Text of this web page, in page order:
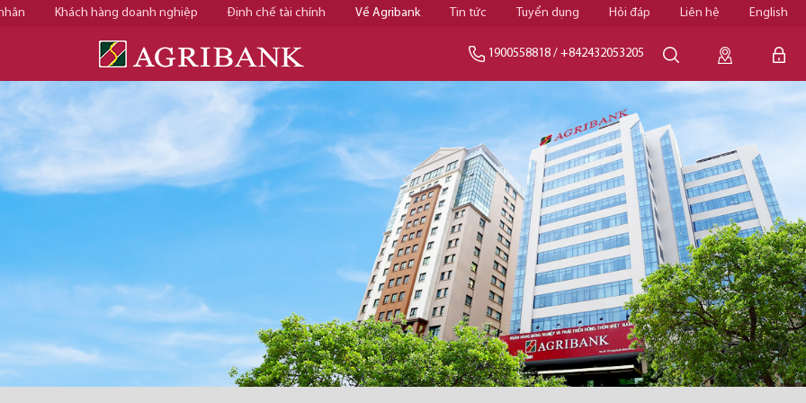
Khách hàng doanh nghiệp Định chế tài chính Về Agribank Tin tức Tuyển dụng Hỏi đáp Liên hệ English
1900558818 / +842432053205